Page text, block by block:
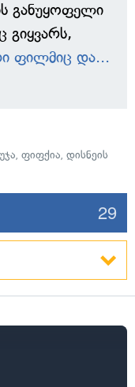
განუყოფელი
გიყვარს,
ფილმიც და...
, ფიფქია, დისნეის
29